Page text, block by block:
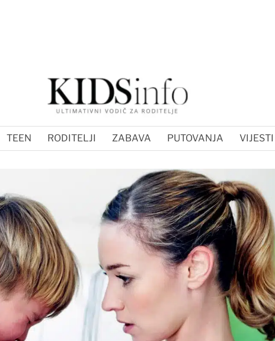
TEEN RODITELJI ZABAVA PUTOVANJA VIJESTI